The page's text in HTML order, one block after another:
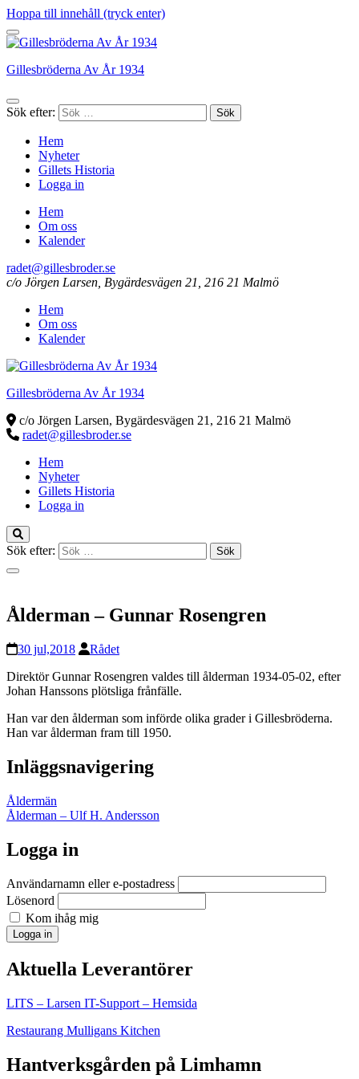
Hoppa till innehåll (tryck enter)
Gillesbröderna Av År 1934
Sök efter:
Hem
Nyheter
Gillets Historia
Logga in
Hem
Om oss
Kalender
radet@gillesbroder.se
c/o Jörgen Larsen, Bygärdesvägen 21, 216 21 Malmö
Hem
Om oss
Kalender
Gillesbröderna Av År 1934
c/o Jörgen Larsen, Bygärdesvägen 21, 216 21 Malmö
radet@gillesbroder.se
Hem
Nyheter
Gillets Historia
Logga in
Sök efter:
Ålderman – Gunnar Rosengren
30 jul,2018
Rådet
Direktör Gunnar Rosengren valdes till ålderman 1934-05-02, efter
Johan Hanssons plötsliga frånfälle.
Han var den ålderman som införde olika grader i Gillesbröderna.
Han var ålderman fram till 1950.
Inläggsnavigering
Åldermän
Ålderman – Ulf H. Andersson
Logga in
Användarnamn eller e-postadress
Lösenord
Kom ihåg mig
Logga in
Aktuella Leverantörer
LITS – Larsen IT-Support – Hemsida
Restaurang Mulligans Kitchen
Hantverksgården på Limhamn